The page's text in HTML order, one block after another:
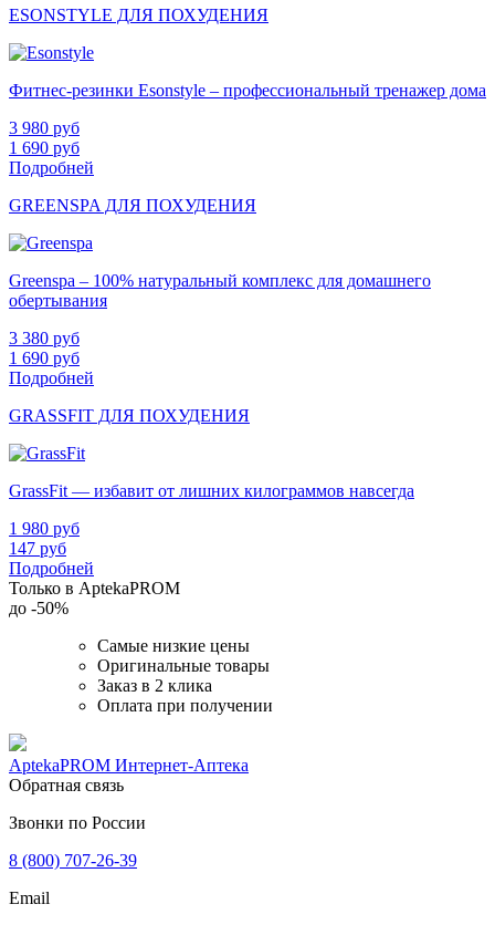
ESONSTYLE ДЛЯ ПОХУДЕНИЯ
Фитнес-резинки Esonstyle – профессиональный тренажер дома
3 980 руб
1 690 руб
Подробней
GREENSPA ДЛЯ ПОХУДЕНИЯ
Greenspa – 100% натуральный комплекс для домашнего
обертывания
3 380 руб
1 690 руб
Подробней
GRASSFIT ДЛЯ ПОХУДЕНИЯ
GrassFit — избавит от лишних килограммов навсегда
1 980 руб
147 руб
Подробней
Только в AptekaPROM
до -50%
Самые низкие цены
Оригинальные товары
Заказ в 2 клика
Оплата при получении
AptekaPROM Интернет-Аптека
Обратная связь
Звонки по России
8 (800) 707-26-39
Email